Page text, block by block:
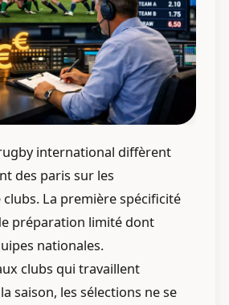
international diffèrent
des paris sur les
La première spécificité
préparation limité dont
nationales.
clubs qui travaillent
saison, les sélections ne se